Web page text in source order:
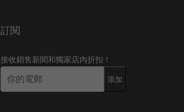
訂閱
接收銷售新聞和獨家店內折扣！
添加